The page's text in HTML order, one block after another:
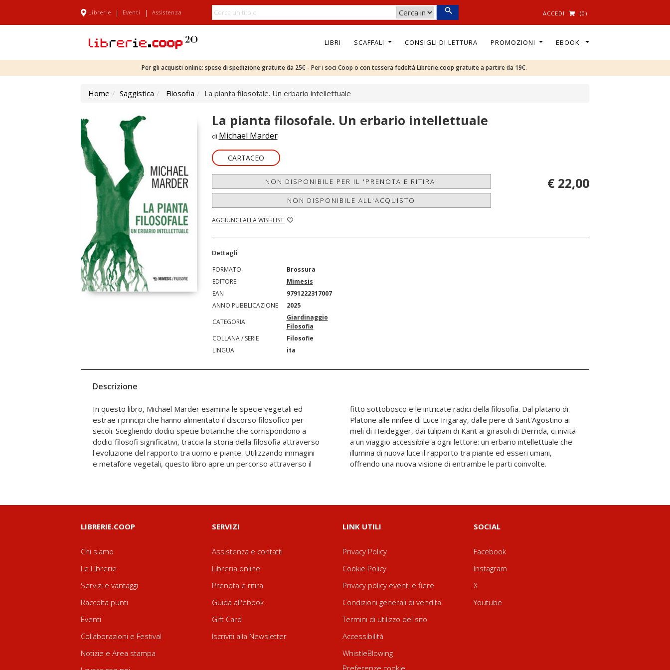
Librerie | Eventi | Assistenza ACCEDI (0)
LIBRI SCAFFALI CONSIGLI DI LETTURA PROMOZIONI EBOOK
Per gli acquisti online: spese di spedizione gratuite da 25€ - Per i soci Coop o con tessera fedeltà Librerie.coop gratuite a partire da 19€.
Home Saggistica Filosofia La pianta filosofale. Un erbario intellettuale
La pianta filosofale. Un erbario intellettuale
di Michael Marder
CARTACEO
NON DISPONIBILE PER IL 'PRENOTA E RITIRA'
NON DISPONIBILE ALL'ACQUISTO
AGGIUNGI ALLA WISHLIST
€ 22,00
Dettagli
FORMATO
Brossura
EDITORE
Mimesis
EAN
9791222317007
ANNO PUBBLICAZIONE
2025
CATEGORIA
Giardinaggio
Filosofia
COLLANA / SERIE
Filosofie
LINGUA
ita
Descrizione
In questo libro, Michael Marder esamina le specie vegetali ed
estrae i principi che hanno alimentato il discorso filosofico per
secoli. Scegliendo dodici specie botaniche che corrispondono a
dodici filosofi significativi, traccia la storia della filosofia attraverso
l'evoluzione del rapporto tra uomo e piante. Utilizzando immagini
e metafore vegetali, questo libro apre un percorso attraverso il
fitto sottobosco e le intricate radici della filosofia. Dal platano di
Platone alle ninfee di Luce Irigaray, dalle pere di Sant'Agostino ai
meli di Heidegger, dai tulipani di Kant ai girasoli di Derrida, ci invita
a un viaggio accessibile a ogni lettore: un erbario intellettuale che
illumina di nuova luce il rapporto tra piante ed esseri umani,
offrendo una nuova visione di entrambe le parti coinvolte.
LIBRERIE.COOP
Chi siamo
Le Librerie
Servizi e vantaggi
Raccolta punti
Eventi
Collaborazioni e Festival
Notizie e Area stampa
SERVIZI
Assistenza e contatti
Libreria online
Prenota e ritira
Guida all'ebook
Gift Card
Iscriviti alla Newsletter
LINK UTILI
Privacy Policy
Cookie Policy
Privacy policy eventi e fiere
Condizioni generali di vendita
Termini di utilizzo del sito
Accessibilità
WhistleBlowing
Preferenze cookie
SOCIAL
Facebook
Instagram
X
Youtube